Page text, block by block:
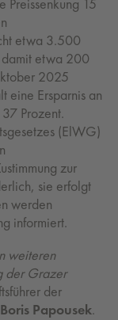
Preissenkung 15
etwa 3.500
damit etwa 200
2025
eine Ersparnis an
Prozent.
(ElWG)
zur
sie erfolgt
werden
informiert.
weiteren
der Grazer
der
Boris Papousek.